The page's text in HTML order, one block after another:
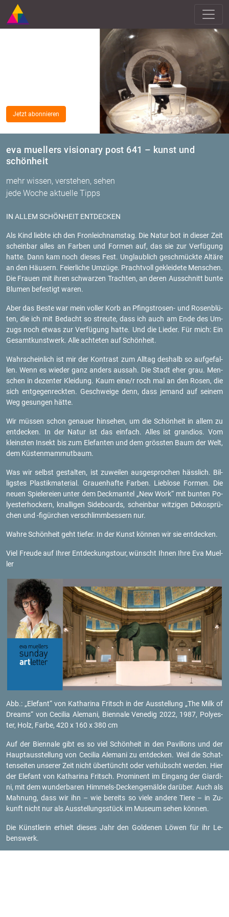
eva muellers visionary post 641 – kunst und
schönheit
mehr wissen, verstehen, sehen
jede Woche aktuelle Tipps
Jetzt abonnieren
IN ALLEM SCHÖN­HEIT ENT­DE­CKEN
Als Kind lieb­te ich den Fron­leich­nams­tag. Die Natur bot in die­ser Zeit
schein­bar alles an Far­ben und For­men auf, das sie zur Ver­fü­gung
hatte. Dann kam noch die­ses Fest. Un­glaub­lich ge­schmück­te Al­tä­re
an den Häu­sern. Fei­er­li­che Um­zü­ge. Pracht­voll ge­klei­de­te Men­schen.
Die Frau­en mit ihren schwar­zen Trach­ten, an deren Aus­schnitt bunte
Blu­men be­fes­tigt waren.
Aber das Beste war mein vol­ler Korb an Pfingst­ro­sen- und Ro­sen­blü­
ten, die ich mit Be­dacht so streu­te, dass ich auch am Ende des Um­
zugs noch etwas zur Ver­fü­gung hatte. Und die Lie­der. Für mich: Ein
Ge­samt­kunst­werk. Alle ach­te­ten auf Schön­heit.
Wahr­schein­lich ist mir der Kon­trast zum All­tag des­halb so auf­ge­fal­
len. Wenn es wie­der ganz an­ders aus­sah. Die Stadt eher grau. Men­
schen in de­zen­ter Klei­dung. Kaum eine/r roch mal an den Rosen, die
sich ent­ge­gen­reck­ten. Ge­schwei­ge denn, dass je­mand auf sei­nem
Weg ge­sun­gen hätte.
Wir müs­sen schon ge­nau­er hin­se­hen, um die Schön­heit in allem zu
ent­de­cken. In der Natur ist das ein­fach. Alles ist gran­di­os. Vom
kleins­ten In­sekt bis zum Ele­fan­ten und dem gröss­ten Baum der Welt,
dem Küs­ten­mam­mut­baum.
Was wir selbst ge­stal­ten, ist zu­wei­len aus­ge­spro­chen häss­lich. Bil­
ligs­tes Plas­tik­ma­te­ri­al. Grau­en­haf­te Far­ben. Lieb­lo­se For­men. Die
neuen Spie­le­rei­en unter dem Deck­man­tel „New Work“ mit bun­ten Po­
ly­est­er­ho­ckern, knal­li­gen Si­de­boards, schein­bar wit­zi­gen De­kos­prü­
chen und -fi­gür­chen ver­schlimm­bes­sern nur.
Wahre Schön­heit geht tie­fer. In der Kunst kön­nen wir sie ent­de­cken.
Viel Freu­de auf Ihrer Ent­de­ckungs­tour,wünscht Ihnen Ihre Eva Mu­el­
ler
Abb.: „Ele­fant“ von Ka­tha­ri­na Fritsch in der Aus­stel­lung „The Milk of
Dreams“ von Ce­ci­lia Ale­ma­ni, Bi­en­na­le Ve­ne­dig 2022, 1987, Po­ly­es­
ter, Holz, Farbe, 420 x 160 x 380 cm
Auf der Bi­en­na­le gibt es so viel Schön­heit in den Pa­vil­lons und der
Haupt­aus­stel­lung von Ce­ci­lia Ale­ma­ni zu ent­de­cken. Weil die Schat­
ten­sei­ten un­se­rer Zeit nicht über­tüncht oder ver­hübscht wer­den. Hier
der Ele­fant von Ka­tha­ri­na Fritsch. Pro­mi­nent im Ein­gang der Gi­ar­di­
ni, mit dem wun­der­ba­ren Him­mels-De­cken­ge­mäl­de dar­über. Auch als
Mah­nung, dass wir ihn – wie be­reits so viele an­de­re Tiere – in Zu­
kunft nicht nur als Aus­stel­lungs­stück im Mu­se­um sehen kön­nen.
Die Künst­le­rin er­hielt die­ses Jahr den Gol­de­nen Löwen für ihr Le­
bens­werk.